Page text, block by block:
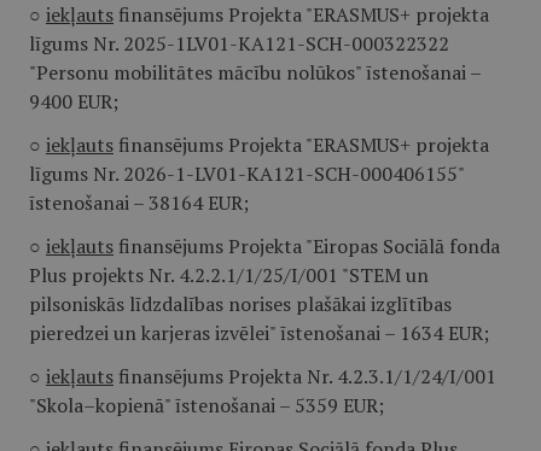
○ iekļautsfinansējums Projekta "ERASMUS+ projekta
līgums Nr. 2025-1LV01-KA121-SCH-000322322
"Personu mobilitātes mācību nolūkos" īstenošanai –
9400 EUR;
○ iekļautsfinansējums Projekta "ERASMUS+ projekta
līgums Nr. 2026-1-LV01-KA121-SCH-000406155"
īstenošanai – 38164 EUR;
○ iekļautsfinansējums Projekta "Eiropas Sociālā fonda
Plus projekts Nr. 4.2.2.1/1/25/I/001 "STEM un
pilsoniskās līdzdalības norises plašākai izglītības
pieredzei un karjeras izvēlei" īstenošanai – 1634 EUR;
○ iekļautsfinansējums Projekta Nr. 4.2.3.1/1/24/I/001
"Skola–kopienā" īstenošanai – 5359 EUR;